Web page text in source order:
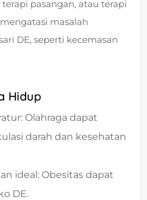
pasangan, atau terapi
masalah
DE, seperti kecemasan
Hidup
Olahraga dapat
darah dan kesehatan
ideal: Obesitas dapat
DE.